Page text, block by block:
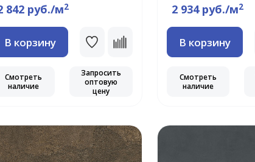
842 руб./м2
В корзину
Смотреть
наличие
Запросить
оптовую
цену
2 934 руб./м2
В корзину
Смотреть
наличие